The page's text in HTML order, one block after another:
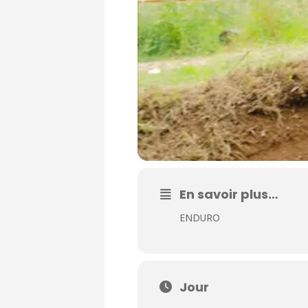
En savoir plus…
ENDURO
Jour